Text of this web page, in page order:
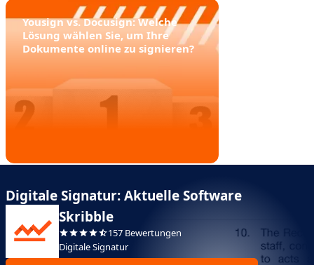
Yousign vs. Docusign: Welche
Lösung wählen Sie, um Ihre
Dokumente online zu signieren?
Digitale Signatur: Aktuelle Software
Skribble
157 Bewertungen
Digitale Signatur